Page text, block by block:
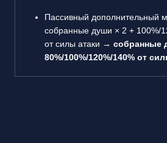
Пассивный дополнительный
собранные души × 2 + 100%/
от силы атаки → собранные
80%/100%/120%/140% от